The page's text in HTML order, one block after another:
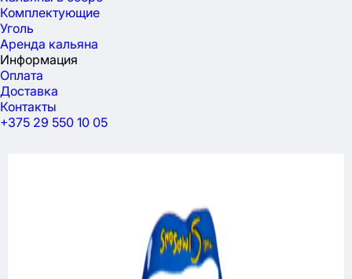
Комплектующие
Уголь
Аренда кальяна
Информация
Оплата
Доставка
Контакты
+375 29 550 10 05